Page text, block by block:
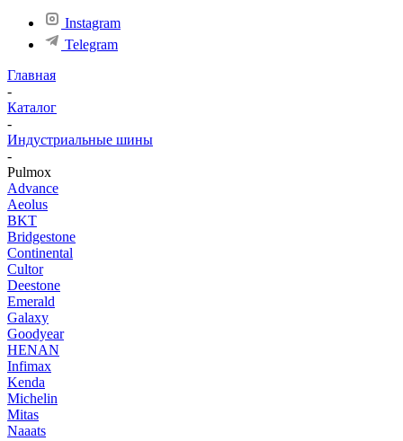
Instagram
Telegram
Главная
-
Каталог
-
Индустриальные шины
-
Pulmox
Advance
Aeolus
BKT
Bridgestone
Continental
Cultor
Deestone
Emerald
Galaxy
Goodyear
HENAN
Infimax
Kenda
Michelin
Mitas
Naaats